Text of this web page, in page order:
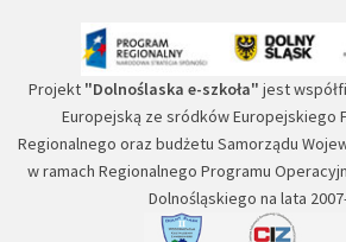
Projekt "Dolnoślaska e-szkoła" jest
Europejską ze sródków Europejskiego
Regionalnego oraz budżetu Samorządu
w ramach Regionalnego Programu
Dolnośląskiego na lata